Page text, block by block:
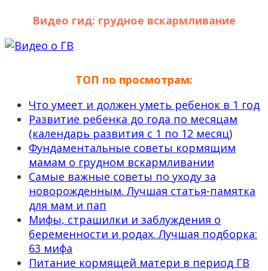
Видео гид: грудное вскармливание
ТОП по просмотрам:
Что умеет и должен уметь ребенок в 1 год
Развитие ребенка до года по месяцам
(календарь развития с 1 по 12 месяц)
Фундаментальные советы кормящим
мамам о грудном вскармливании
Самые важные советы по уходу за
новорожденным. Лучшая статья-памятка
для мам и пап
Мифы, страшилки и заблуждения о
беременности и родах. Лучшая подборка:
63 мифа
Питание кормящей матери в период ГВ